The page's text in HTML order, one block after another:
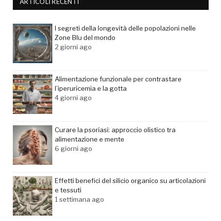
I segreti della longevità delle popolazioni nelle
Zone Blu del mondo
2 giorni ago
Alimentazione funzionale per contrastare
l’iperuricemia e la gotta
4 giorni ago
Curare la psoriasi: approccio olistico tra
alimentazione e mente
6 giorni ago
Effetti benefici del silicio organico su articolazioni
e tessuti
1 settimana ago